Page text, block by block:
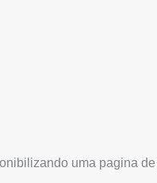
uma pagina de